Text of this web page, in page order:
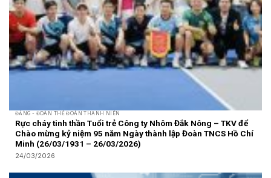
ĐẢNG - ĐOÀN THỂ ĐOÀN THANH NIÊN
Rực cháy tinh thần Tuổi trẻ Công ty Nhôm Đắk Nông – TKV để
Chào mừng kỷ niệm 95 năm Ngày thành lập Đoàn TNCS Hồ Chí
Minh (26/03/1931 – 26/03/2026)
24/03/2026